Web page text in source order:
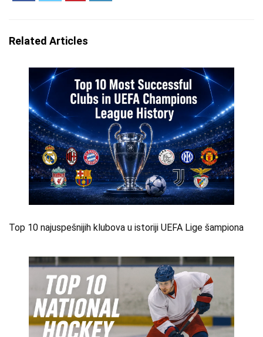
Related Articles
Top 10 najuspešnijih klubova u istoriji UEFA Lige šampiona